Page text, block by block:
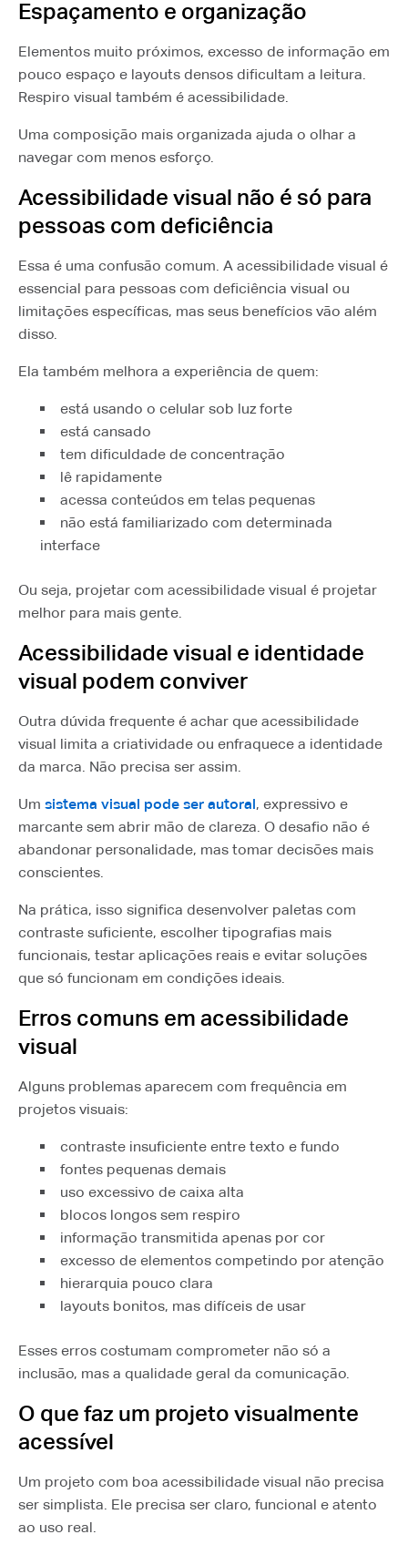
Espaçamento e organização
Elementos muito próximos, excesso de informação em
pouco espaço e layouts densos dificultam a leitura.
Respiro visual também é acessibilidade.
Uma composição mais organizada ajuda o olhar a
navegar com menos esforço.
Acessibilidade visual não é só para
pessoas com deficiência
Essa é uma confusão comum. A acessibilidade visual é
essencial para pessoas com deficiência visual ou
limitações específicas, mas seus benefícios vão além
disso.
Ela também melhora a experiência de quem:
está usando o celular sob luz forte
está cansado
tem dificuldade de concentração
lê rapidamente
acessa conteúdos em telas pequenas
não está familiarizado com determinada
interface
Ou seja, projetar com acessibilidade visual é projetar
melhor para mais gente.
Acessibilidade visual e identidade
visual podem conviver
Outra dúvida frequente é achar que acessibilidade
visual limita a criatividade ou enfraquece a identidade
da marca. Não precisa ser assim.
Um sistema visual pode ser autoral, expressivo e
marcante sem abrir mão de clareza. O desafio não é
abandonar personalidade, mas tomar decisões mais
conscientes.
Na prática, isso significa desenvolver paletas com
contraste suficiente, escolher tipografias mais
funcionais, testar aplicações reais e evitar soluções
que só funcionam em condições ideais.
Erros comuns em acessibilidade
visual
Alguns problemas aparecem com frequência em
projetos visuais:
contraste insuficiente entre texto e fundo
fontes pequenas demais
uso excessivo de caixa alta
blocos longos sem respiro
informação transmitida apenas por cor
excesso de elementos competindo por atenção
hierarquia pouco clara
layouts bonitos, mas difíceis de usar
Esses erros costumam comprometer não só a
inclusão, mas a qualidade geral da comunicação.
O que faz um projeto visualmente
acessível
Um projeto com boa acessibilidade visual não precisa
ser simplista. Ele precisa ser claro, funcional e atento
ao uso real.